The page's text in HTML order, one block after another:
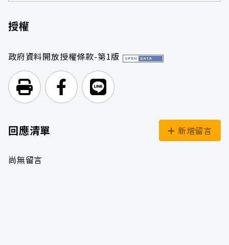
授權
政府資料開放授權條款-第1版
列印頁面前往Facebook
前往Line
回應清單 新增留言
尚無留言